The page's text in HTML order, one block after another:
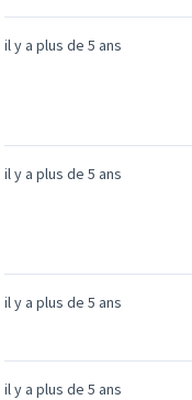
il y a plus de 5 ans
il y a plus de 5 ans
il y a plus de 5 ans
il y a plus de 5 ans